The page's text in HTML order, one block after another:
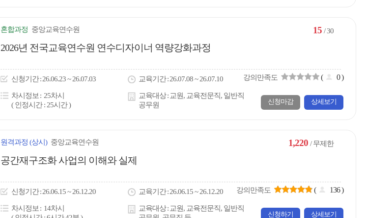
혼합과정 중앙교육연수원
2026년 전국교육연수원 연수디자이너 역량강화과정
신청기간 26.06.23 ~ 26.07.03 교육기간 26.07.08 ~ 26.07.10
차시정보
25차시
( 인정시간 : 25시간 )
교육대상 교원, 교육전문직, 일반직
공무원
강의만족도 ( 0)
15 / 30
신청마감 상세보기
원격과정 (상시) 중앙교육연수원
공간재구조화 사업의 이해와 실제
신청기간 26.06.15 ~ 26.12.20 교육기간 26.06.15 ~ 26.12.20
차시정보
14차시
교육대상 교원, 교육전문직, 일반직
강의만족도 ( 136)
1,220 / 무제한
신청하기 상세보기